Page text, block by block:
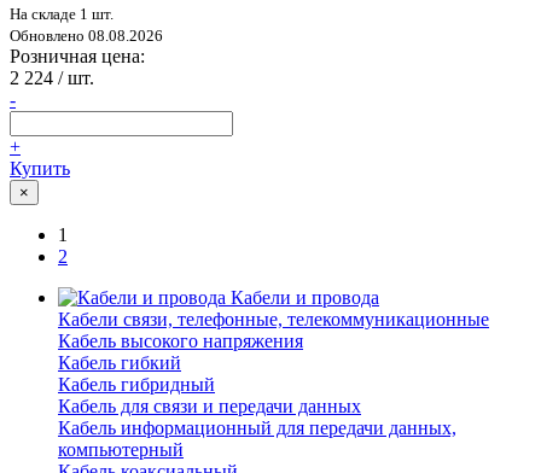
На складе 1 шт.
Обновлено 08.08.2026
Розничная цена:
2 224 / шт.
-
+
Купить
×
1
2
Кабели и провода
Кабели связи, телефонные, телекоммуникационные
Кабель высокого напряжения
Кабель гибкий
Кабель гибридный
Кабель для связи и передачи данных
Кабель информационный для передачи данных,
компьютерный